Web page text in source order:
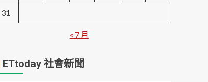
31
« 7 月
ETtoday 社會新聞